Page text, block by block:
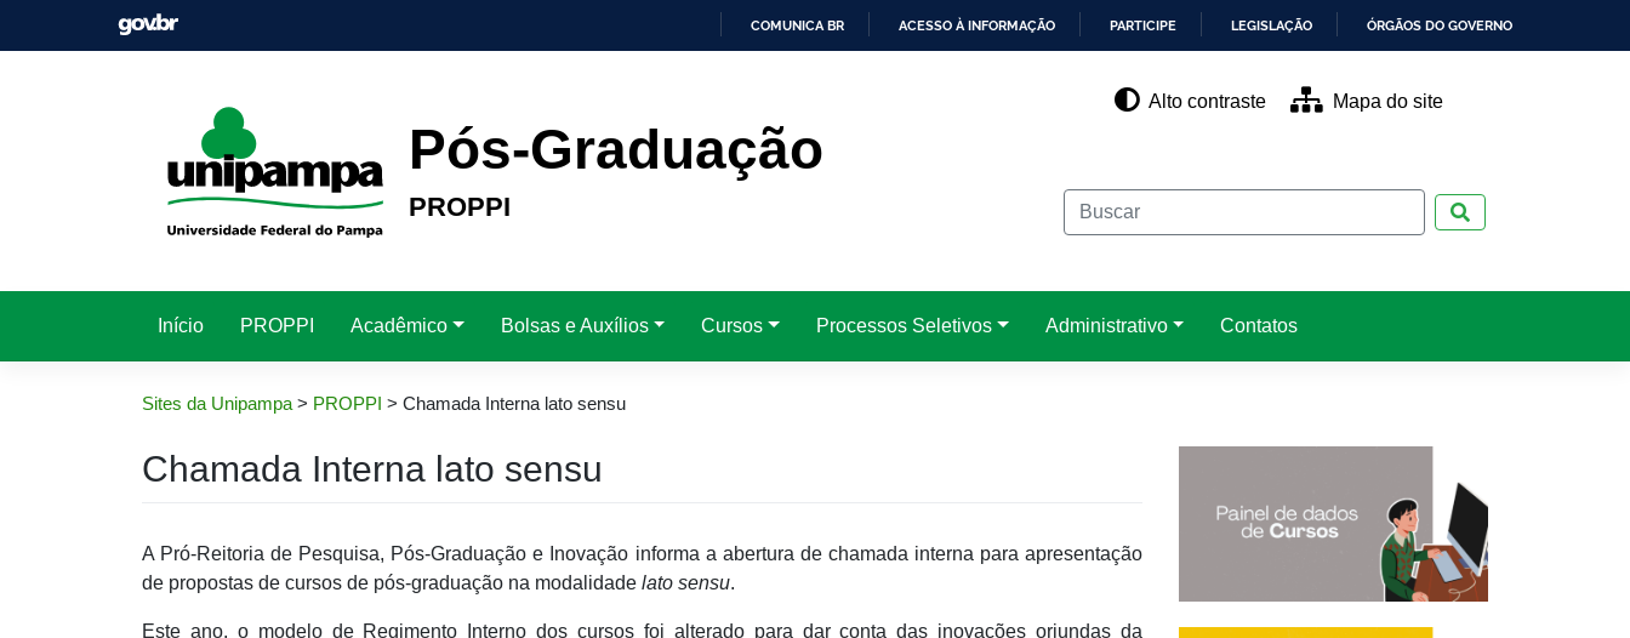
COMUNICA BR ACESSO À INFORMAÇÃO PARTICIPE LEGISLAÇÃO ÓRGÃOS DO GOVERNO
Pós-Graduação
PROPPI
Alto contraste Mapa do site
Início PROPPI Acadêmico Bolsas e Auxílios Cursos Processos Seletivos Administrativo Contatos
Sites da Unipampa> PROPPI > Chamada Interna lato sensu
Chamada Interna lato sensu
A Pró-Reitoria de Pesquisa, Pós-Graduação e Inovação informa a abertura de chamada interna para apresentação
de propostas de cursos de pós-graduação na modalidade lato sensu.
Este ano, o modelo de Regimento Interno dos cursos foi alterado para dar conta das inovações oriundas da